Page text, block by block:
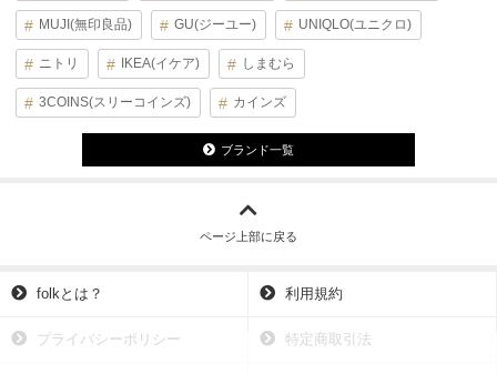
MUJI(無印良品) GU(ジーユー) UNIQLO(ユニクロ)
ニトリ IKEA(イケア) しまむら
3COINS(スリーコインズ) カインズ
ブランド一覧
ページ上部に戻る
folkとは？ 利用規約
プライバシーポリシー 特定商取引法